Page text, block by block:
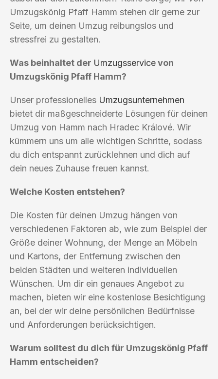
Umzugskönig Pfaff Hamm stehen dir gerne zur
Seite, um deinen Umzug reibungslos und
stressfrei zu gestalten.
Was beinhaltet der Umzugsservicevon
Umzugskönig Pfaff Hamm?
Unser professionelles Umzugsunternehmen
bietet dir maßgeschneiderte Lösungen für deinen
Umzug von Hamm nach Hradec Králové. Wir
kümmern uns um alle wichtigen Schritte, sodass
du dich entspannt zurücklehnen und dich auf
dein neues Zuhause freuen kannst.
Welche Kosten entstehen?
Die Kosten für deinen Umzug hängen von
verschiedenen Faktoren ab, wie zum Beispiel der
Größe deiner Wohnung, der Menge an Möbeln
und Kartons, der Entfernung zwischen den
beiden Städten und weiteren individuellen
Wünschen. Um dir ein genaues Angebot zu
machen, bieten wir eine kostenlose Besichtigung
an, bei der wir deine persönlichen Bedürfnisse
und Anforderungen berücksichtigen.
Warum solltest du dich für Umzugskönig Pfaff
Hamm entscheiden?